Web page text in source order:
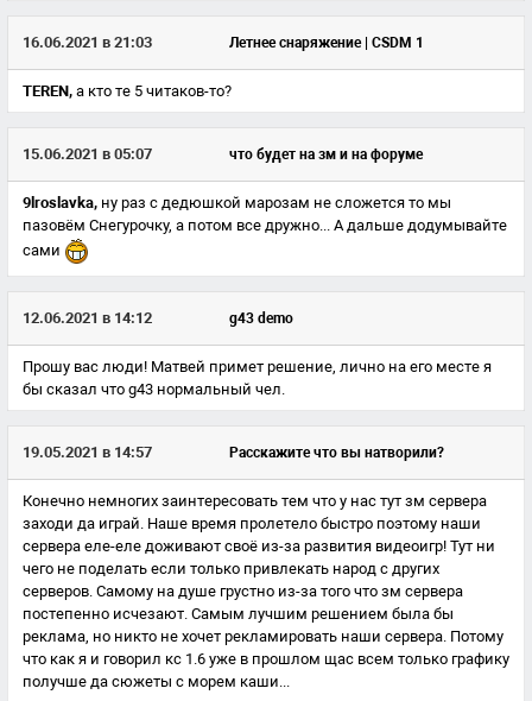
16.06.2021 в 21:03 Летнее снаряжение | CSDM 1
TEREN, а кто те 5 читаков-то?
15.06.2021 в 05:07 что будет на зм и на форуме
9lroslavka, ну раз с дедюшкой марозам не сложется то мы
пазовём Снегурочку, а потом все дружно... А дальше додумывайте
сами
12.06.2021 в 14:12 g43 demo
Прошу вас люди! Матвей примет решение, лично на его месте я
бы сказал что g43 нормальный чел.
19.05.2021 в 14:57 Расскажите что вы натворили?
Конечно немногих заинтересовать тем что у нас тут зм сервера
заходи да играй. Наше время пролетело быстро поэтому наши
сервера еле-еле доживают своё из-за развития видеоигр! Тут ни
чего не поделать если только привлекать народ с других
серверов. Самому на душе грустно из-за того что зм сервера
постепенно исчезают. Самым лучшим решением была бы
реклама, но никто не хочет рекламировать наши сервера. Потому
что как я и говорил кс 1.6 уже в прошлом щас всем только графику
получше да сюжеты с морем каши...